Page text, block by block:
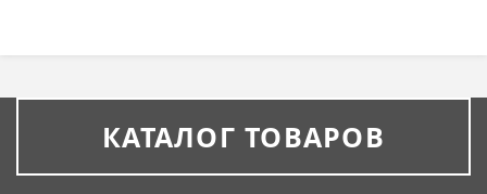
КАТАЛОГ ТОВАРОВ